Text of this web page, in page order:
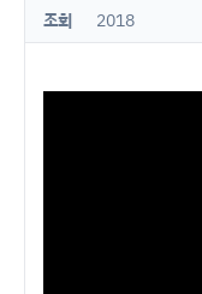
조회
2018